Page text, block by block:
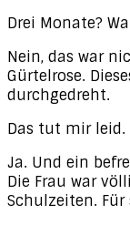
Drei Monate?
Nein, das war
Gürtelrose.
durchgedreht.
Das tut mir leid.
Ja. Und ein
Die Frau war
Schulzeiten.